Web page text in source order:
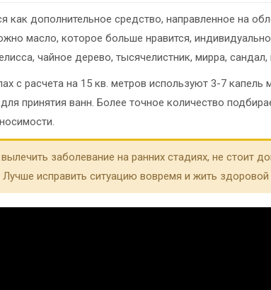
как дополнительное средство, направленное на
масло, которое больше нравится,
чайное дерево, тысячелистник, мирра, сандал,
с расчета на 15 кв. метров используют 3-7 капель
принятия ванн. Более точное количество
заболевание на ранних стадиях, не стоит
Лучше исправить ситуацию вовремя и жить